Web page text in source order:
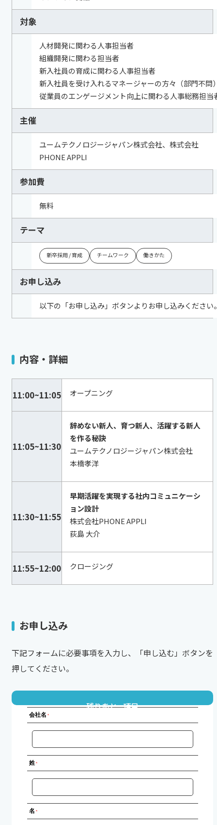
対象
人材開発に関わる人事担当者
組織開発に関わる担当者
新入社員の育成に関わる人事担当者
新入社員を受け入れるマネージャーの方々（部門不問
従業員のエンゲージメント向上に関わる人事総務担当
主催
ユームテクノロジージャパン株式会社、株式会社
PHONE APPLI
参加費
無料
テーマ
新卒採用 / 育成 チームワーク 働きかた
お申し込み
以下の「お申し込み」ボタンよりお申し込みください
内容・詳細
11:00~11:05 オープニング
11:05~11:30
辞めない新人、育つ新人、活躍する新人
を作る秘訣
ユームテクノロジージャパン株式会社
本橋孝洋
11:30~11:55
早期活躍を実現する社内コミュニケーシ
ョン設計
株式会社PHONE APPLI
荻島 大介
11:55~12:00 クロージング
お申し込み
下記フォームに必要事項を入力し、「申し込む」ボタンを
押してください。
残りあと 項目